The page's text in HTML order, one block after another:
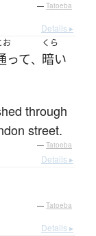
— Tatoeba
Details ▸
お
って、
くら
暗い
through
street.
— Tatoeba
Details ▸
— Tatoeba
Details ▸